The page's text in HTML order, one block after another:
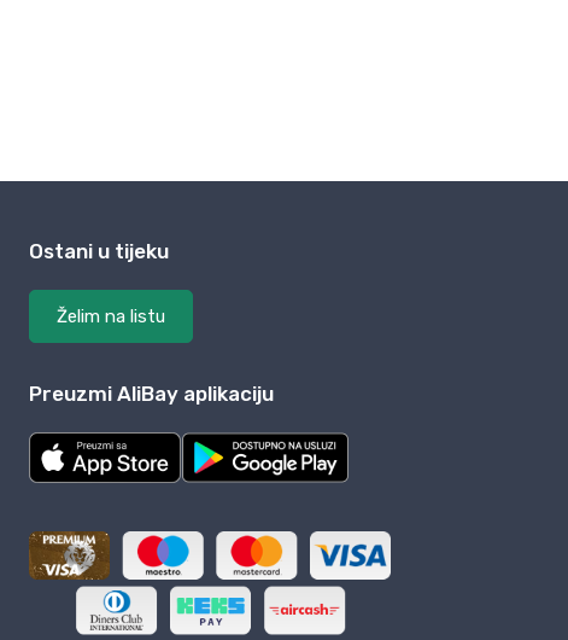
Ostani u tijeku
Želim na listu
Preuzmi AliBay aplikaciju